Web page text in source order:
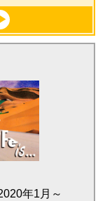
年1月～